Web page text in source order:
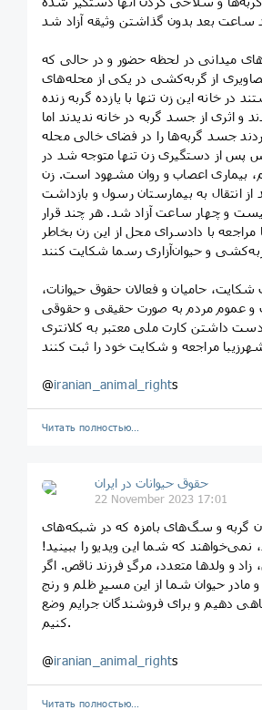
میدانی در لحظه حضور و در حالی که
از گربه‌کشی در یکی از محله‌های
‏در خانه این زن تنها با یازده گربه زنده
و اثری از جسد گربه در خانه ندیدند اما
جسد گربه‌ها را در فضای خالی محله
پس از دستگیری زن تنها متوجه شد در
بیماری اعصاب و روان مشهود است. زن
انتقال به بیمارستان رسول و بازداشت
و‌ چهار ساعت آزاد شد. هر چند قرار
با دادسرای محل از این زن بخاطر
شکایت، حامیان و فعالان حقوق حیوانات،
و عموم مردم به صورت حقیقی و حقوقی
دست داشتن کارت ملی معتبر به کلانتری
@iranian_animal_rights
Читать полностью…
حقوق حیوانات در ایران
22 November 2023 17:01
گربه و سگ‌های بامزه‌ که در شبکه‌های
نمی‌خواهند که شما این ویدیو را ببینید!
و ولدها متعدد، مرگِ فرزند ناقص. اگر
و مادر حیوان شما از این مسیرِ ظلم و رنج
دهیم و برای فروشندگان جرایم وضع
کنیم.
@iranian_animal_rights
Читать полностью…